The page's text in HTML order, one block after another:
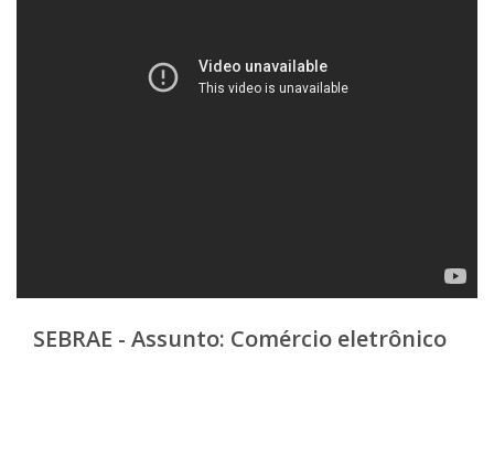
SEBRAE - Assunto: Comércio eletrônico